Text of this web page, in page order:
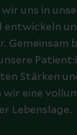
uns in
entwickeln
Gemeinsam
Stärken
wir eine
Lebenslage.